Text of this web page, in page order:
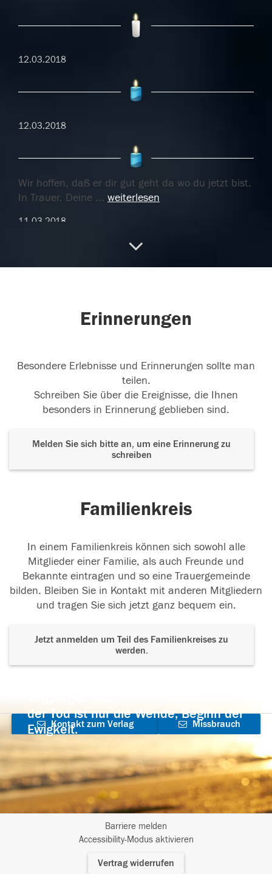
12.03.2018
12.03.2018
Wir hoffen, daß er dir gut geht da wo du jetzt bist.
In Trauer. Deine ... weiterlesen
11.03.2018
Dem Auge fern, dem Herzen ewig nah. In Liebe
Deine Nadin
10.03.2018
Erinnerungen
Besondere Erlebnisse und Erinnerungen sollte man
teilen.
Schreiben Sie über die Ereignisse, die Ihnen
besonders in Erinnerung geblieben sind.
Melden Sie sich bitte an, um eine Erinnerung zu
schreiben
Familienkreis
In einem Familienkreis können sich sowohl alle
Mitglieder einer Familie, als auch Freunde und
Bekannte eintragen und so eine Trauergemeinde
bilden. Bleiben Sie in Kontakt mit anderen Mitgliedern
und tragen Sie sich jetzt ganz bequem ein.
Jetzt anmelden um Teil des Familienkreises zu
werden.
der Tod ist nur die Wende, Beginn der
Ewigkeit.
Kontakt zum Verlag
aufnehmen
Missbrauch
Barriere melden
Accessibility-Modus aktivieren
Vertrag widerrufen